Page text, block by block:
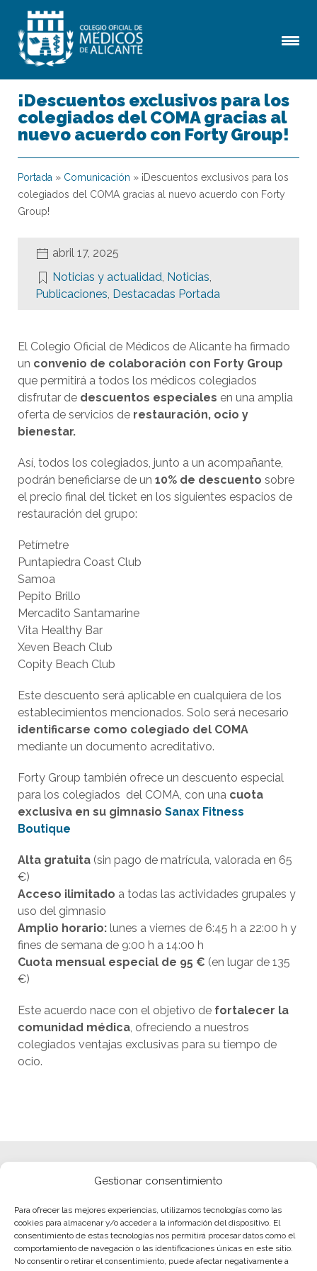
Gestionar consentimiento
Para ofrecer las mejores experiencias, utilizamos tecnologías como las
cookies para almacenar y/o acceder a la información del dispositivo. El
consentimiento de estas tecnologías nos permitirá procesar datos como el
comportamiento de navegación o las identificaciones únicas en este sitio.
No consentir o retirar el consentimiento, puede afectar negativamente a
¡Descuentos exclusivos para los
colegiados del COMA gracias al
nuevo acuerdo con Forty Group!
Portada » Comunicación » ¡Descuentos exclusivos para los
colegiados del COMA gracias al nuevo acuerdo con Forty
Group!
abril 17, 2025
Noticias y actualidad, Noticias,
Publicaciones, Destacadas Portada
El Colegio Oficial de Médicos de Alicante ha firmado
un convenio de colaboración con Forty Group
que permitirá a todos los médicos colegiados
disfrutar de descuentos especiales en una amplia
oferta de servicios de restauración, ocio y
bienestar.
Así, todos los colegiados, junto a un acompañante,
podrán beneficiarse de un 10% de descuento sobre
el precio final del ticket en los siguientes espacios de
restauración del grupo:
Petímetre
Puntapiedra Coast Club
Samoa
Pepito Brillo
Mercadito Santamarine
Vita Healthy Bar
Xeven Beach Club
Copity Beach Club
Este descuento será aplicable en cualquiera de los
establecimientos mencionados. Solo será necesario
identificarse como colegiado del COMA
mediante un documento acreditativo.
Forty Group también ofrece un descuento especial
para los colegiados del COMA, con una cuota
exclusiva en su gimnasio Sanax Fitness
Boutique
Alta gratuita (sin pago de matrícula, valorada en 65
€)
Acceso ilimitado a todas las actividades grupales y
uso del gimnasio
Amplio horario: lunes a viernes de 6:45 h a 22:00 h y
fines de semana de 9:00 h a 14:00 h
Cuota mensual especial de 95 € (en lugar de 135
€)
Este acuerdo nace con el objetivo de fortalecer la
comunidad médica, ofreciendo a nuestros
colegiados ventajas exclusivas para su tiempo de
ocio.